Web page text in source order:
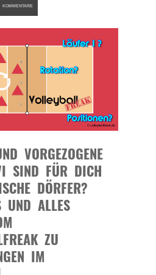
KOMMENTARE
VORGEZOGENE
SIND FÜR DICH
DÖRFER?
ALLES
ZU
IM